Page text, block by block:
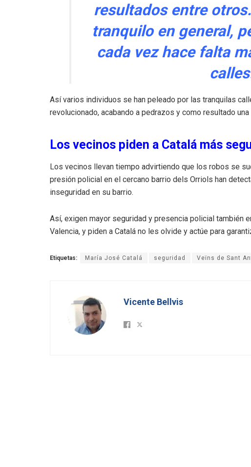
resultados entre
tranquilo en general,
cada vez hace falta
Así varios individuos se han peleado por las tranquilas
revolucionado, acabando a pedrazos y como resultado
Los vecinos piden a Catalá más
Los vecinos llevan tiempo advirtiendo que los robos se
presión policial en el cercano barrio dels Orriols han
inseguridad en su barrio.
Así, exigen mayor seguridad y presencia policial también
Valencia, y piden a Catalá no les olvide y actúe para
Etiquetas: María José Catalá seguridad Veïns de Sant
Vicente Bellvis